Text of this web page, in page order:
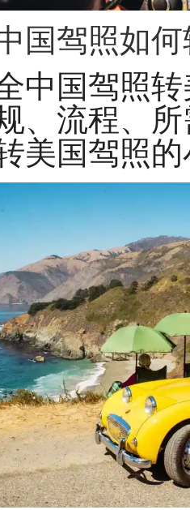
国驾照如
中国驾照
、流程、
美国驾照